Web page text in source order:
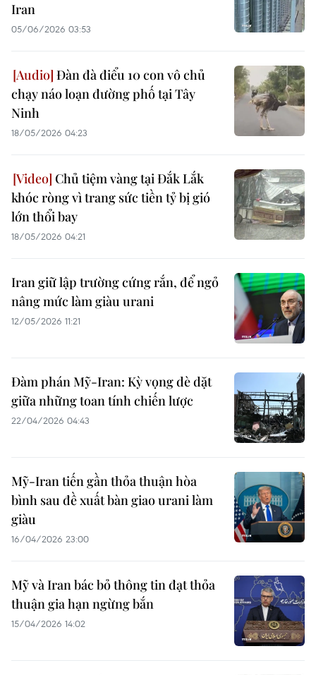
Iran
05/06/2026 03:53
Đàn đà điểu 10 con vô chủ
chạy náo loạn đường phố tại Tây
Ninh
18/05/2026 04:23
Chủ tiệm vàng tại Đắk Lắk
khóc ròng vì trang sức tiền tỷ bị gió
lớn thổi bay
18/05/2026 04:21
Iran giữ lập trường cứng rắn, để ngỏ
nâng mức làm giàu urani
12/05/2026 11:21
Đàm phán Mỹ-Iran: Kỳ vọng dè dặt
giữa những toan tính chiến lược
22/04/2026 04:43
Mỹ-Iran tiến gần thỏa thuận hòa
bình sau đề xuất bàn giao urani làm
giàu
16/04/2026 23:00
Mỹ và Iran bác bỏ thông tin đạt thỏa
thuận gia hạn ngừng bắn
15/04/2026 14:02